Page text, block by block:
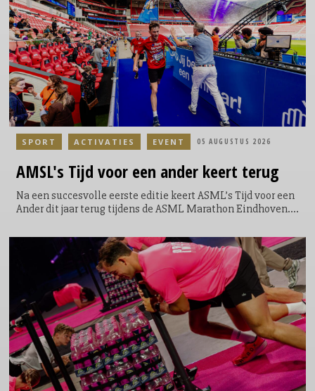
AMSL's Tijd voor een ander keert terug
Na een succesvolle eerste editie keert ASML’s Tijd voor een
Ander dit jaar terug tijdens de ASML Marathon Eindhoven.
een extra ronde te lopen door het Philips Stadion. Een
symbolische, maar krachtige toevoeging aan hun race; niet
voor zichzelf, maar voor een ander. Door de extra ronde te
lopen kunnen de lopers geld ophalen en direct bijdragen
aan een goed doel. Voor elke loper die door het Philips
Stadion loopt, doneert ASML €5.
SPORT ACTIVATIES EVENT 05 AUGUSTUS 2026